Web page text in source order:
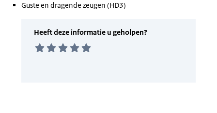
Guste en dragende zeugen (HD3)